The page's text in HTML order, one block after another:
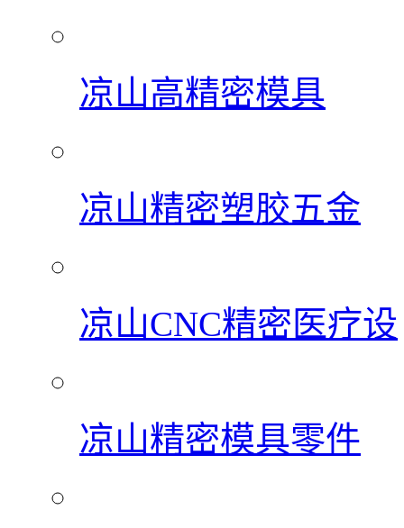
凉山高精密模具
凉山精密塑胶五金
凉山CNC精密医疗设
凉山精密模具零件